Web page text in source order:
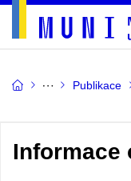
Publikace
Informace